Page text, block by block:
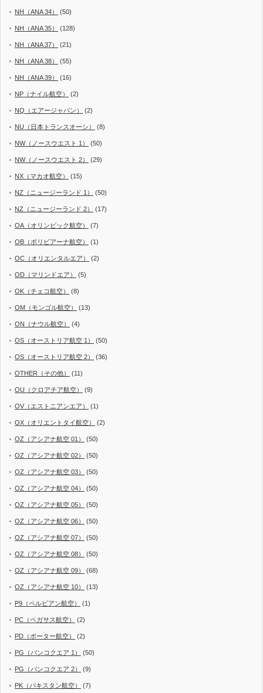
NH（ANA 34） (50)
NH（ANA 35） (128)
NH（ANA 37） (21)
NH（ANA 38） (55)
NH（ANA 39） (16)
NP（ナイル航空） (2)
NQ（エアージャパン） (2)
NU（日本トランスオーシ） (8)
NW（ノースウエスト 1） (50)
NW（ノースウエスト 2） (29)
NX（マカオ航空） (15)
NZ（ニュージーランド 1） (50)
NZ（ニュージーランド 2） (17)
OA（オリンピック航空） (7)
OB（ボリビアーナ航空） (1)
OC（オリエンタルエア） (2)
OD（マリンドエア） (5)
OK（チェコ航空） (8)
OM（モンゴル航空） (13)
ON（ナウル航空） (4)
OS（オーストリア航空 1） (50)
OS（オーストリア航空 2） (36)
OTHER（その他） (11)
OU（クロアチア航空） (9)
OV（エストニアンエア） (1)
OX（オリエントタイ航空） (2)
OZ（アシアナ航空 01） (50)
OZ（アシアナ航空 02） (50)
OZ（アシアナ航空 03） (50)
OZ（アシアナ航空 04） (50)
OZ（アシアナ航空 05） (50)
OZ（アシアナ航空 06） (50)
OZ（アシアナ航空 07） (50)
OZ（アシアナ航空 08） (50)
OZ（アシアナ航空 09） (68)
OZ（アシアナ航空 10） (13)
P9（ペルビアン航空） (1)
PC（ペガサス航空） (2)
PD（ポーター航空） (2)
PG（バンコクエア 1） (50)
PG（バンコクエア 2） (9)
PK（パキスタン航空） (7)